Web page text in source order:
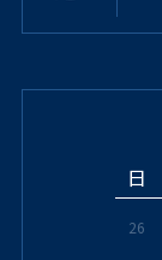
日
26